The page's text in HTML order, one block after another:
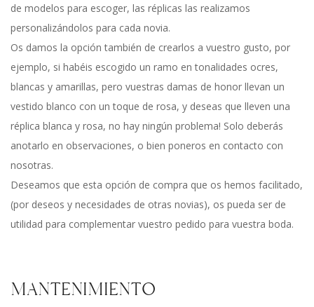
de modelos para escoger, las réplicas las realizamos
personalizándolos para cada novia.
Os damos la opción también de crearlos a vuestro gusto, por
ejemplo, si habéis escogido un ramo en tonalidades ocres,
blancas y amarillas, pero vuestras damas de honor llevan un
vestido blanco con un toque de rosa, y deseas que lleven una
réplica blanca y rosa, no hay ningún problema! Solo deberás
anotarlo en observaciones, o bien poneros en contacto con
nosotras.
Deseamos que esta opción de compra que os hemos facilitado,
(por deseos y necesidades de otras novias), os pueda ser de
utilidad para complementar vuestro pedido para vuestra boda.
MANTENIMIENTO